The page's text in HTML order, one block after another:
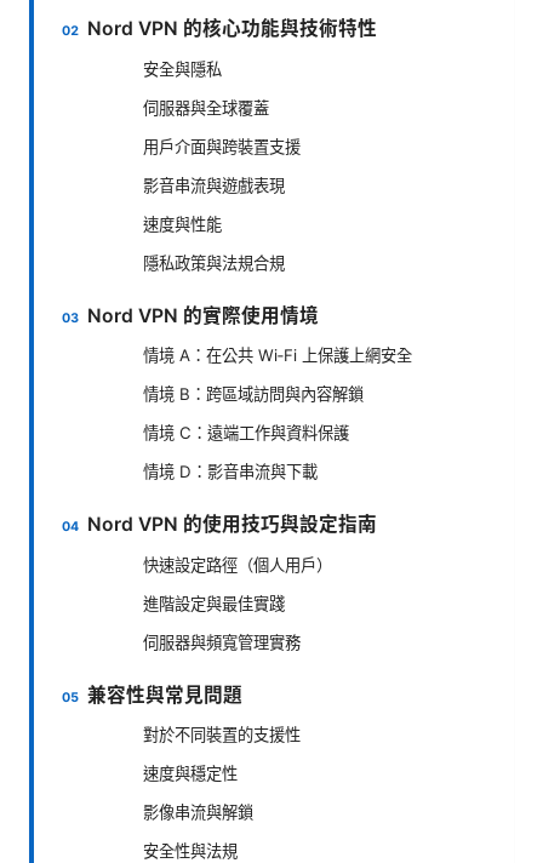
Nord VPN 的核心功能與技術特性
安全與隱私
伺服器與全球覆蓋
用戶介面與跨裝置支援
影音串流與遊戲表現
速度與性能
隱私政策與法規合規
Nord VPN 的實際使用情境
情境 A：在公共 Wi‑Fi 上保護上網安全
情境 B：跨區域訪問與內容解鎖
情境 C：遠端工作與資料保護
情境 D：影音串流與下載
Nord VPN 的使用技巧與設定指南
快速設定路徑（個人用戶）
進階設定與最佳實踐
伺服器與頻寬管理實務
兼容性與常見問題
對於不同裝置的支援性
速度與穩定性
影像串流與解鎖
安全性與法規